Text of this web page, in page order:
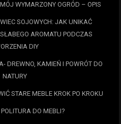
WYMARZONY OGRÓD – OPIS
SOJOWYCH: JAK UNIKAĆ
AROMATU PODCZAS
DIY
DREWNO, KAMIEŃ I POWRÓT DO
NATURY
STARE MEBLE KROK PO KROKU
DO MEBLI?